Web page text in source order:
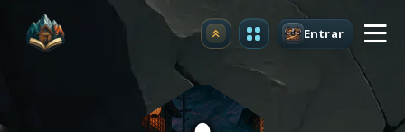
Atualizar Entrar